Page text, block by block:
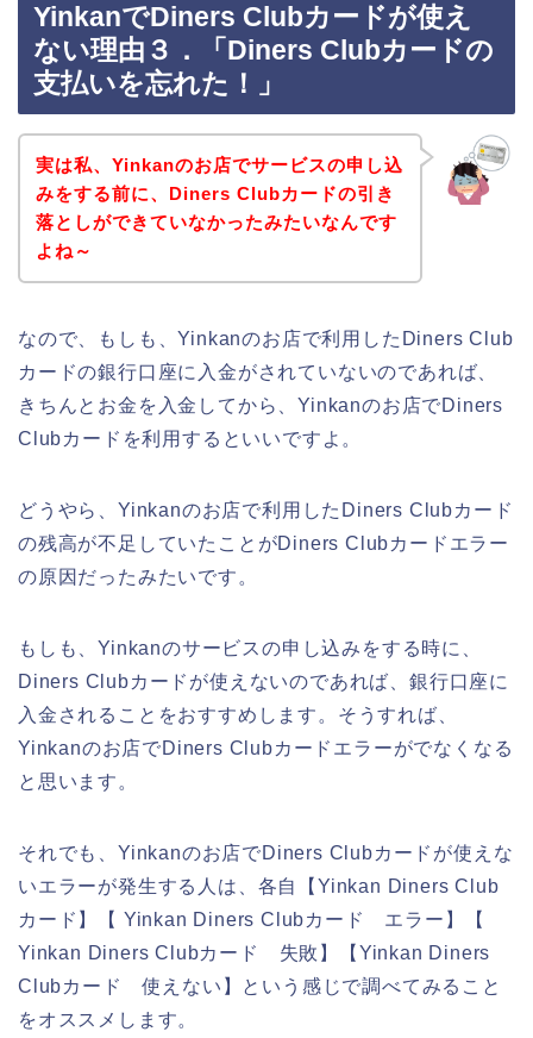
YinkanでDiners Clubカードが使え
ない理由３．「Diners Clubカードの
支払いを忘れた！」
実は私、Yinkanのお店でサービスの申し込
みをする前に、Diners Clubカードの引き
落としができていなかったみたいなんです
よね～
なので、もしも、Yinkanのお店で利用したDiners Club
カードの銀行口座に入金がされていないのであれば、
きちんとお金を入金してから、Yinkanのお店でDiners
Clubカードを利用するといいですよ。
どうやら、Yinkanのお店で利用したDiners Clubカード
の残高が不足していたことがDiners Clubカードエラー
の原因だったみたいです。
もしも、Yinkanのサービスの申し込みをする時に、
Diners Clubカードが使えないのであれば、銀行口座に
入金されることをおすすめします。そうすれば、
Yinkanのお店でDiners Clubカードエラーがでなくなる
と思います。
それでも、Yinkanのお店でDiners Clubカードが使えな
いエラーが発生する人は、各自【Yinkan Diners Club
カード】【 Yinkan Diners Clubカード エラー】【
Yinkan Diners Clubカード 失敗】【Yinkan Diners
Clubカード 使えない】という感じで調べてみること
をオススメします。